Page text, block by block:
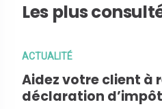
Les plus
ACTUALITÉ
Aidez votre client à
déclaration